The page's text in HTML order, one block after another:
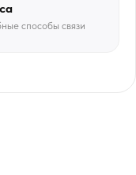
способы связи